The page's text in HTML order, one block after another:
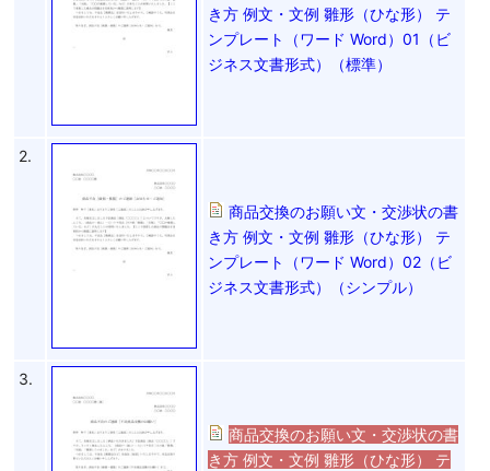
き方 例文・文例 雛形（ひな形） テ
ンプレート（ワード Word）01（ビ
ジネス文書形式）（標準）
2.
商品交換のお願い文・交渉状の書
き方 例文・文例 雛形（ひな形） テ
ンプレート（ワード Word）02（ビ
ジネス文書形式）（シンプル）
3.
商品交換のお願い文・交渉状の書
き方 例文・文例 雛形（ひな形） テ